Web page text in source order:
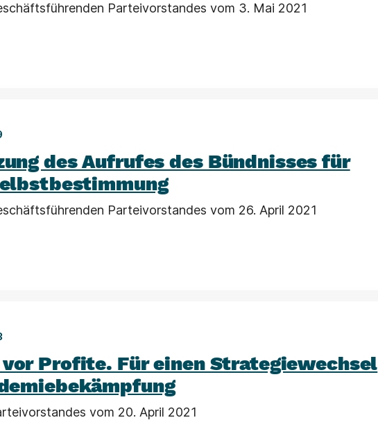
Parteivorstandes vom 3. Mai 2021
des Aufrufes des Bündnisses für
Parteivorstandes vom 26. April 2021
vor Profite. Für einen Strategiewechsel
vom 20. April 2021